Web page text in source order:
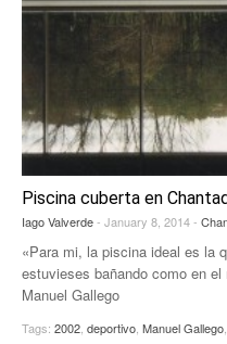
Piscina cuberta en
Iago Valverde- January 8, 2014 -
«Para mi, la piscina ideal es la
estuvieses bañando como en
Manuel Gallego
Tags: 2002 deportivo Manuel Gallego